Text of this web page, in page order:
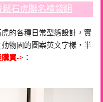
鬆石虎聯名禮袋組
的各種日常型態設計，實
物園的圖案英文字樣，半
買->：